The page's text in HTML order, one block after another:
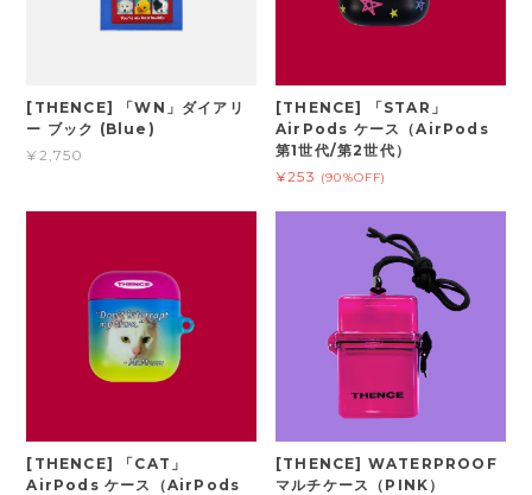
[THENCE] 「WN」ダイアリ
ー ブック (Blue)
¥2,750
[THENCE] 「STAR」
AirPods ケース（AirPods
第1世代/第2世代）
¥253 (90%OFF)
[THENCE] 「CAT」
AirPods ケース（AirPods
[THENCE] WATERPROOF
マルチケース（PINK）